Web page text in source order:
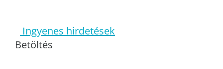
Ingyenes hirdetések
Betöltés